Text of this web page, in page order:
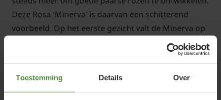
Toestemming Details Over
Deze Rosa 'Minerva' is daarvan een schitterend
voorbeeld. Op het eerste gezicht valt de Minerva op
door het ontzettend gezonde blad en bossige groei.
Dat zit dus goed. Vanaf eind mei verschijnen de
verschijnen in trossen en hebben een vrij sterke